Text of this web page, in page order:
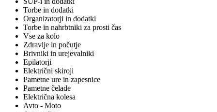
Torbe in dodatki
Organizatorji in dodatki
Torbe in nahrbtniki za prosti čas
Vse za kolo
Zdravlje in počutje
Brivniki in urejevalniki
Epilatorji
Električni skiroji
Pametne ure in zapesnice
Pametne čelade
Električna kolesa
Avto - Moto